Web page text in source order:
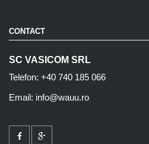
CONTACT
SC VASICOM SRL
Telefon: +40 740 185 066
Email: info@wauu.ro